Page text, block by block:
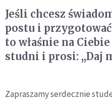
Jeśli chcesz
postu i
to właśnie na
studni i prosi: ,,Daj
Zapraszamy serdecznie